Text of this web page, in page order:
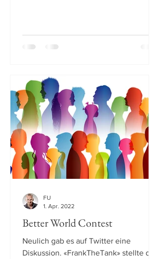
Better World Contest
Neulich gab es auf Twitter eine
Diskussion. «FrankTheTank» stellte die
FU
1. Apr. 2022